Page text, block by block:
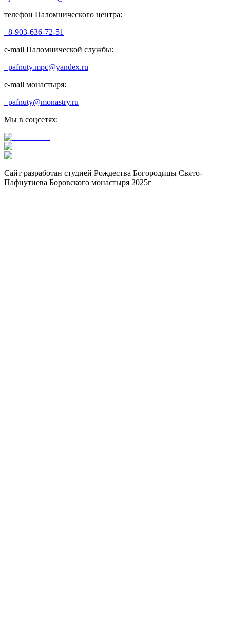
телефон Паломнического центра:
8-903-636-72-51
e-mail Паломнической службы:
pafnuty.mpc@yandex.ru
e-mail монастыря:
pafnuty@monastry.ru
Мы в соцсетях:
Сайт разработан студией Рождества Богородицы Свято-
Пафнутиева Боровского монастыря 2025г